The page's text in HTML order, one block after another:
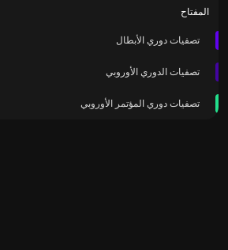
المفتاح
تصفيات دوري الأبطال
تصفيات الدوري الأوروبي
تصفيات دوري المؤتمر الأوروبي